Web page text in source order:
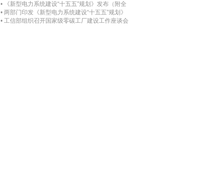
• 《新型电力系统建设“十五五”规划》发布（附全
• 两部门印发《新型电力系统建设“十五五”规划》
• 工信部组织召开国家级零碳工厂建设工作座谈会